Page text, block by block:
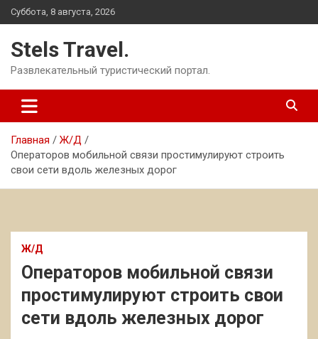
Перейти
к
Суббота, 8 августа, 2026
Stels Travel.
Развлекательный туристический портал.
Главная
Ж/Д
Операторов мобильной связи простимулируют строить
свои сети вдоль железных дорог
Ж/Д
Операторов мобильной связи
простимулируют строить свои
сети вдоль железных дорог